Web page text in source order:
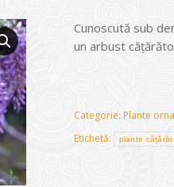
Cunoscută sub
un arbust
Categorie: Plante
Etichetă:
plante